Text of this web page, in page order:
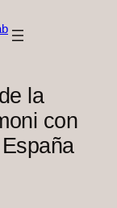
la
con